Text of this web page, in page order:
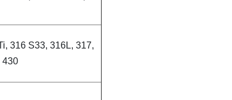
316 S33, 316L, 317,
430